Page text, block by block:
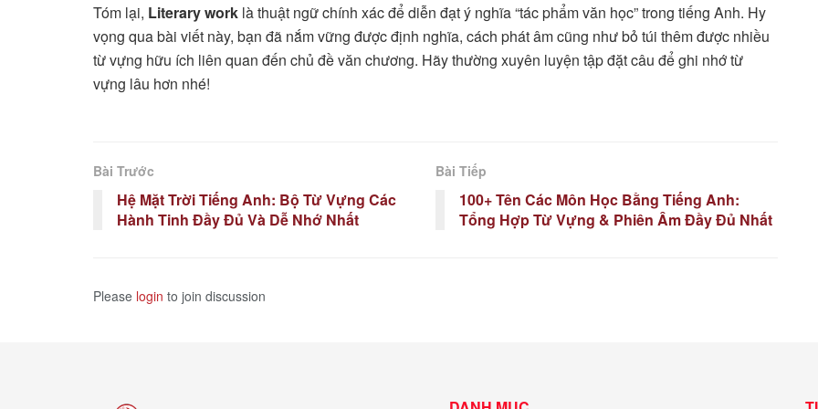
Tóm lại, Literary work là thuật ngữ chính xác để diễn đạt ý nghĩa “tác phẩm văn học” trong tiếng Anh. Hy
vọng qua bài viết này, bạn đã nắm vững được định nghĩa, cách phát âm cũng như bỏ túi thêm được nhiều
từ vựng hữu ích liên quan đến chủ đề văn chương. Hãy thường xuyên luyện tập đặt câu để ghi nhớ từ
vựng lâu hơn nhé!
Bài Trước
Hệ Mặt Trời Tiếng Anh: Bộ Từ Vựng Các
Hành Tinh Đầy Đủ Và Dễ Nhớ Nhất
Bài Tiếp
100+ Tên Các Môn Học Bằng Tiếng Anh:
Tổng Hợp Từ Vựng & Phiên Âm Đầy Đủ Nhất
Please login to join discussion